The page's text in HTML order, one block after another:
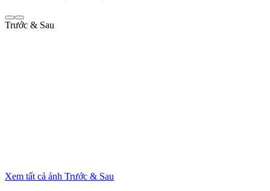
Trước & Sau
Xem tất cả ảnh Trước & Sau